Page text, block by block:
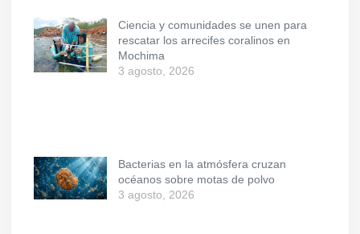
Ciencia y comunidades se unen para
rescatar los arrecifes coralinos en
Mochima
3 agosto, 2026
Bacterias en la atmósfera cruzan
océanos sobre motas de polvo
3 agosto, 2026